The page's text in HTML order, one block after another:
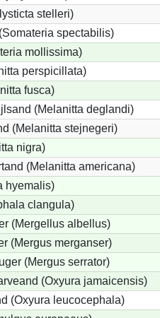
stelleri)
spectabilis)
mollissima)
perspicillata)
fusca)
(Melanitta deglandi)
(Melanitta stejnegeri)
nigra)
(Melanitta americana)
hyemalis)
clangula)
(Mergellus albellus)
(Mergus merganser)
(Mergus serrator)
(Oxyura jamaicensis)
(Oxyura leucocephala)